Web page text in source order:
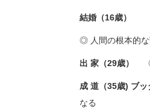
結婚（16歳）
◎ 人間の根本的な
出 家 （29歳）
成 道（35歳) ブ
なる